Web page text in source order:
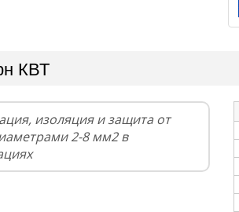
КВТ
изоляция и защита от
2-8 мм2 в